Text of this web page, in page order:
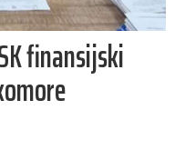
finansijski